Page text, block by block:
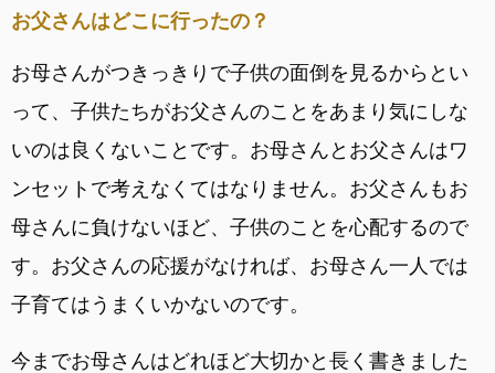
お父さんはどこに行ったの？
お母さんがつきっきりで子供の面倒を見るからとい
って、子供たちがお父さんのことをあまり気にしな
いのは良くないことです。お母さんとお父さんはワ
ンセットで考えなくてはなりません。お父さんもお
母さんに負けないほど、子供のことを心配するので
す。お父さんの応援がなければ、お母さん一人では
子育てはうまくいかないのです。
今までお母さんはどれほど大切かと長く書きました